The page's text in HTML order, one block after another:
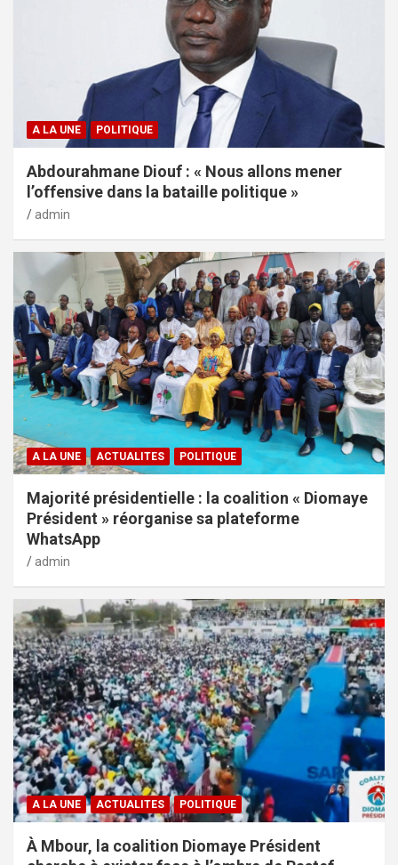
A LA UNE POLITIQUE
Abdourahmane Diouf : « Nous allons mener
l’offensive dans la bataille politique »
admin
A LA UNE ACTUALITES POLITIQUE
Majorité présidentielle : la coalition « Diomaye
Président » réorganise sa plateforme
WhatsApp
admin
A LA UNE ACTUALITES POLITIQUE
À Mbour, la coalition Diomaye Président